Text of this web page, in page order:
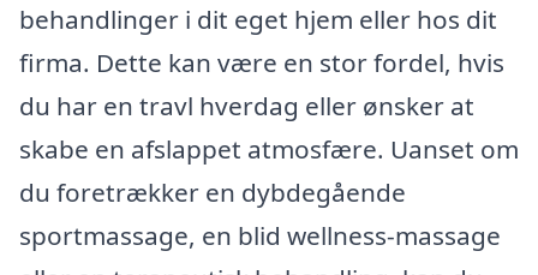
behandlinger i dit eget hjem eller hos dit
firma. Dette kan være en stor fordel, hvis
du har en travl hverdag eller ønsker at
skabe en afslappet atmosfære. Uanset om
du foretrækker en dybdegående
sportmassage, en blid wellness-massage